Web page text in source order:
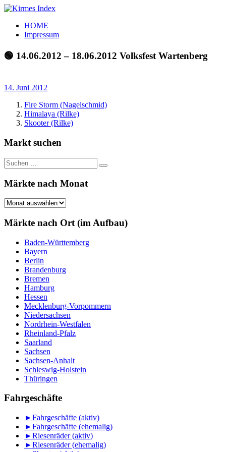
Zum
springen
Kirmes
Index
Tourpläne
der
letzten
HOME
Impressum
🟢 14.06.2012 – 18.06.2012 Volksfest Wartenberg
14. Juni 2012
Fire Storm (Nagelschmid)
Himalaya (Rilke)
Skooter (Rilke)
Markt suchen
Suchen
nach:
Suchen
Märkte nach Monat
Märkte
Monat
Märkte nach Ort (im Aufbau)
Baden-Württemberg
Bayern
Berlin
Brandenburg
Bremen
Hamburg
Hessen
Mecklenburg-Vorpommern
Niedersachsen
Nordrhein-Westfalen
Rheinland-Pfalz
Saarland
Sachsen
Sachsen-Anhalt
Schleswig-Holstein
Thüringen
Fahrgeschäfte
►Fahrgeschäfte (aktiv)
►Fahrgeschäfte (ehemalig)
►Riesenräder (aktiv)
►Riesenräder (ehemalig)